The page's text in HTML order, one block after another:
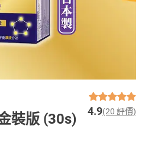
裝版 (30s) 4.9(20 評價)